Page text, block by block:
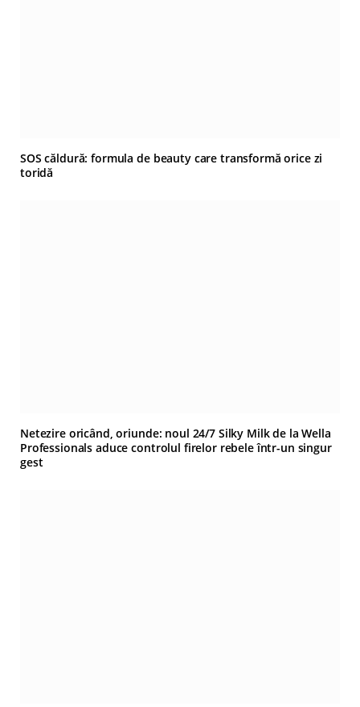
SOS căldură: formula de beauty care transformă orice zi
toridă
Netezire oricând, oriunde: noul 24/7 Silky Milk de la Wella
Professionals aduce controlul firelor rebele într-un singur
gest